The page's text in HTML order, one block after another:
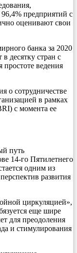
предприятий с
оценивают свои
банка за 2020
десятку стран с
простоте ведения
о сотрудничестве
в рамках
с момента ее
путь
14-го Пятилетнего
одним из
развития
циркуляцией»,
еще шире
для преодоления
и стимулирования